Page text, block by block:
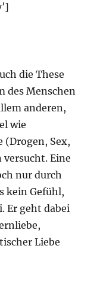
die These
des Menschen
anderen,
wie
(Drogen, Sex,
Eine
nur durch
kein Gefühl,
Er geht dabei
Liebe